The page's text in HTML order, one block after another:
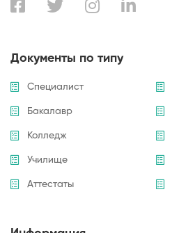
Документы по типу
Специалист
Бакалавр
Колледж
Училище
Аттестаты